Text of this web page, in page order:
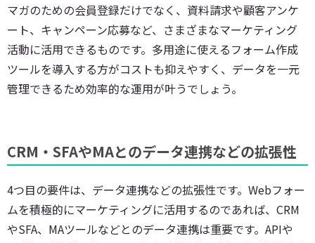
マガのための会員登録だけでなく、資料請求や顧客アンケ
ート、キャンペーン応募など、さまざまなマーケティング
活動に活用できるものです。多用途に使えるフォーム作成
ツールを導入する方がコストも抑えやすく、データを一元
管理できるため効率的な運用が叶うでしょう。
CRM・SFAやMAとのデータ連携などの拡張性
4つ目の要件は、データ連携などの拡張性です。Webフォー
ムを積極的にマーケティングに活用するのであれば、CRM
やSFA、MAツールなどとのデータ連携は重要です。APIや